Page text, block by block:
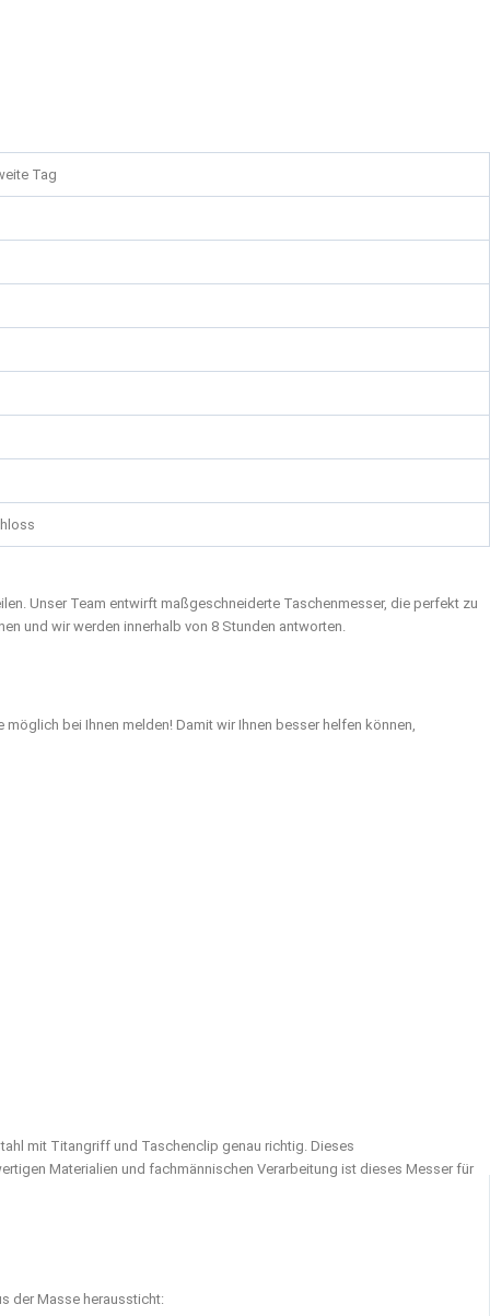
Tag
Unser Team entwirft maßgeschneiderte Taschenmesser, die perfekt zu
und wir werden innerhalb von 8 Stunden antworten.
bei Ihnen melden! Damit wir Ihnen besser helfen können,
mit Titangriff und Taschenclip genau richtig. Dieses
Materialien und fachmännischen Verarbeitung ist dieses Messer für
der Masse heraussticht: